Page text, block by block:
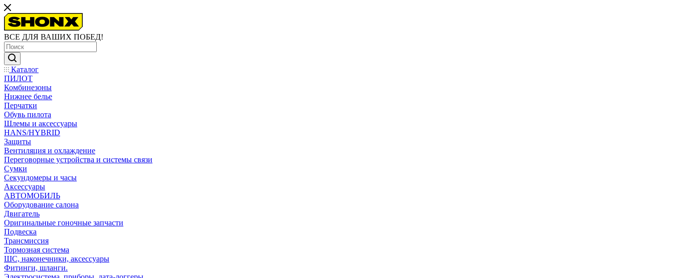
ВСЕ ДЛЯ ВАШИХ ПОБЕД!
Каталог
ПИЛОТ
Комбинезоны
Нижнее белье
Перчатки
Обувь пилота
Шлемы и аксессуары
HANS/HYBRID
Защиты
Вентиляция и охлаждение
Переговорные устройства и системы связи
Сумки
Секундомеры и часы
Аксессуары
АВТОМОБИЛЬ
Оборудование салона
Двигатель
Оригинальные гоночные запчасти
Подвеска
Трансмиссия
Тормозная система
ШС, наконечники, аксессуары
Фитинги, шланги.